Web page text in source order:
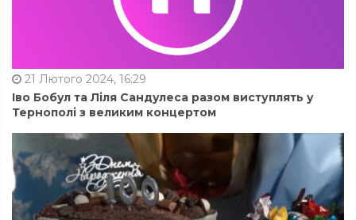
21 Лютого 2024, 16:29
Іво Бобул та Ліля Сандулеса разом виступлять у
Тернополі з великим концертом